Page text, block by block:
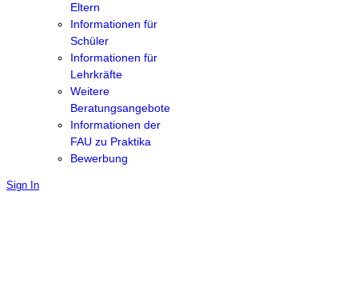
Eltern
Informationen für
Schüler
Informationen für
Lehrkräfte
Weitere
Beratungsangebote
Informationen der
FAU zu Praktika
Bewerbung
Sign In